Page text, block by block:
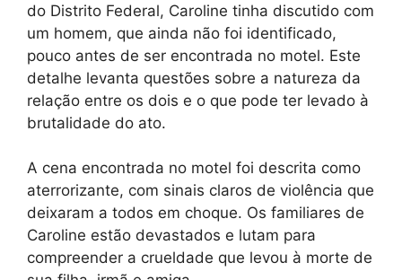
do Distrito Federal, Caroline tinha discutido com
um homem, que ainda não foi identificado,
pouco antes de ser encontrada no motel. Este
detalhe levanta questões sobre a natureza da
relação entre os dois e o que pode ter levado à
brutalidade do ato.
A cena encontrada no motel foi descrita como
aterrorizante, com sinais claros de violência que
deixaram a todos em choque. Os familiares de
Caroline estão devastados e lutam para
compreender a crueldade que levou à morte de